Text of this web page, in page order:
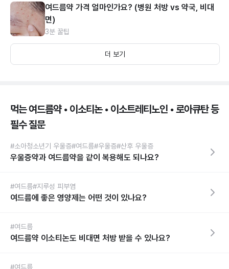
여드름약 가격 얼마인가요? (병원 처방 vs 약국, 비대
면)
3분 꿀팁
더 보기
먹는 여드름약 • 이소티논 • 이소트레티노인 • 로아큐탄 등
필수 질문
#소아청소년기 우울증#여드름#우울증#산후 우울증
우울증약과 여드름약을 같이 복용해도 되나요?
#여드름#지루성 피부염
여드름에 좋은 영양제는 어떤 것이 있나요?
#여드름
여드름약 이소티논도 비대면 처방 받을 수 있나요?
#여드름